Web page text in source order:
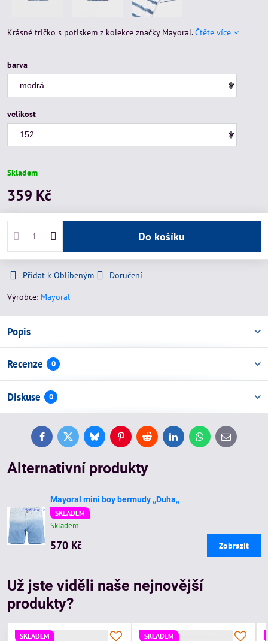
Krásné tričko s potiskem z kolekce značky Mayoral.Čtěte více
barva
velikost
Skladem
359 Kč
Do košíku
Přidat k Oblíbeným
Doručení
Výrobce: Mayoral
Popis
Recenze 0
Diskuse 0
FacebookTwitterBlueskyPinterestReddit LinkedInWhatsApp
E-
mail
Alternativní produkty
Mayoral mini boy bermudy ,,Duha,,
SKLADEM
Skladem
570 Kč Zobrazit
Už jste viděli naše nejnovější
produkty?
SKLADEM SKLADEM